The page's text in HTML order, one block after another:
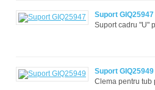
Suport GIQ25947
Suport cadru "U"
Suport GIQ25949
Clema pentru tub